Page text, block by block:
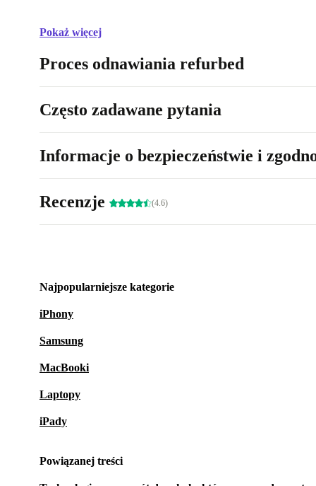
Pokaż więcej
Proces odnawiania refurbed
Często zadawane pytania
Informacje o bezpieczeństwie i
Recenzje (4.6)
Najpopularniejsze kategorie
iPhony
Samsung
MacBooki
Laptopy
iPady
Powiązanej treści